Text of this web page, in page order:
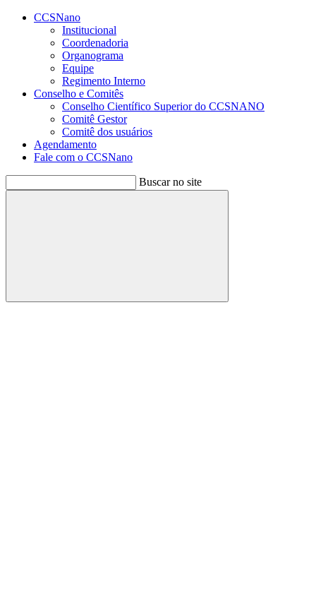
Conteúdo principal
CCSNano
Institucional
Coordenadoria
Organograma
Equipe
Regimento Interno
Conselho e Comitês
Conselho Científico Superior do CCSNANO
Comitê Gestor
Comitê dos usuários
Agendamento
Fale com o CCSNano
Buscar no site
Buscar